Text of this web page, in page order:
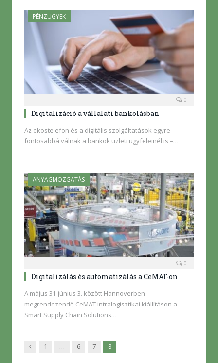
PÉNZÜGYEK
0
Digitalizáció a vállalati bankolásban
Az okostelefon és a digitális szolgáltatások egyre
fontosabbá válnak a bankok üzleti ügyfeleinél is –…
ANYAGMOZGATÁS
0
Digitalizálás és automatizálás a CeMAT-on
A május 31-június 3. között Hannoverben
megrendezendő CeMAT intralogisztikai kiállításon a
Smart Supply Chain Solutions…
Előző1 … 6 7 8